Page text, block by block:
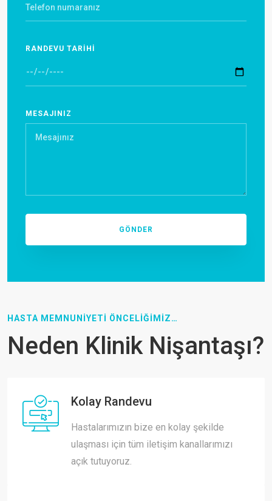
RANDEVU TARİHİ
MESAJINIZ
HASTA MEMNUNİYETİ ÖNCELİĞİMİZ…
Neden Klinik Nişantaşı?
Kolay Randevu
Hastalarımızın bize en kolay şekilde
ulaşması için tüm iletişim kanallarımızı
açık tutuyoruz.